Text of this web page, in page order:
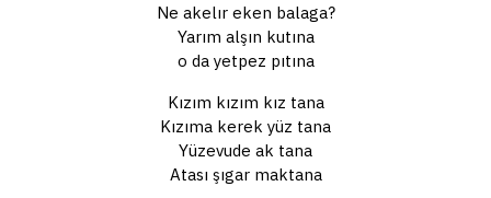
Ne akelır eken balaga?
Yarım alşın kutına
o da yetpez pıtına
Kızım kızım kız tana
Kızıma kerek yüz tana
Yüzevude ak tana
Atası şıgar maktana